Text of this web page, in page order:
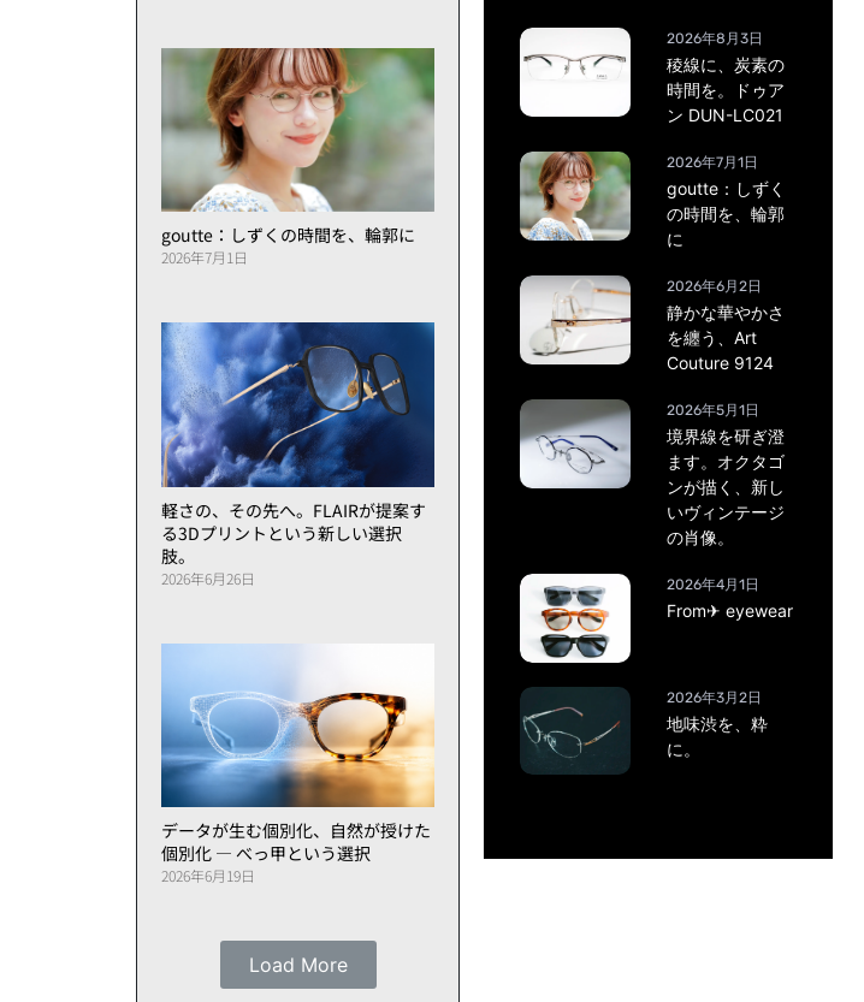
goutte：しずくの時間を、輪郭に
2026年7月1日
軽さの、その先へ。FLAIRが提案す
る3Dプリントという新しい選択
肢。
2026年6月26日
データが生む個別化、自然が授けた
個別化 ― べっ甲という選択
2026年6月19日
Load More
2026年8月3日
稜線に、炭素の
時間を。ドゥア
ン DUN-LC021
2026年7月1日
goutte：しずく
の時間を、輪郭
に
2026年6月2日
静かな華やかさ
を纏う、Art
Couture 9124
2026年5月1日
境界線を研ぎ澄
ます。オクタゴ
ンが描く、新し
いヴィンテージ
の肖像。
2026年4月1日
From✈ eyewear
2026年3月2日
地味渋を、粋
に。